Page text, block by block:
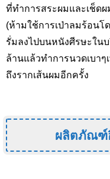
ที่ทำการสระผมและเช็ด
(ห้ามใช้การเป่าลมร้อนโ
รั่มลงไปบนหนังศีรษะใน
ล้านแล้วทำการนวดเบาๆ
ถึงรากเส้นผมอีกครั้ง
ผลิตภัณฑ์